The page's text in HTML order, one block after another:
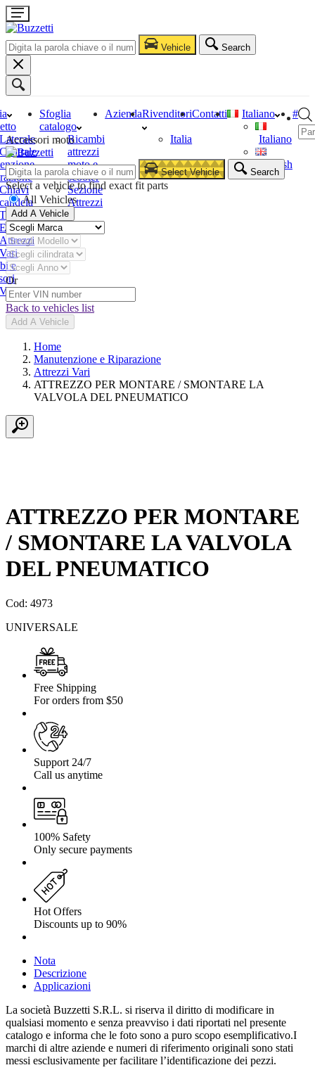
Vehicle Search
Laterale
Centrale
Chiavi
candela
Tester
Estrattori
Attrezzi
Vari
e
Vari
Sfoglia
catalogo
Ricambi
attrezzi
moto e
scooter
Sezione
Attrezzi
AziendaRivenditori
Italia
Contatti Italiano
Italiano
English
#
Accessori moto
Select Vehicle Search
Select a vehicle to find exact fit parts
All Vehicles
Add A Vehicle
Or
Back to vehicles list
Add A Vehicle
Home
Manutenzione e Riparazione
Attrezzi Vari
ATTREZZO PER MONTARE / SMONTARE LA
VALVOLA DEL PNEUMATICO
ATTREZZO PER MONTARE
/ SMONTARE LA VALVOLA
DEL PNEUMATICO
Cod: 4973
UNIVERSALE
Free Shipping
For orders from $50
Support 24/7
Call us anytime
100% Safety
Only secure payments
Hot Offers
Discounts up to 90%
Nota
Descrizione
Applicazioni
La società Buzzetti S.R.L. si riserva il diritto di modificare in
qualsiasi momento e senza preavviso i dati riportati nel presente
catalogo e informa che le foto sono a puro scopo esemplificativo.I
marchi di altre aziende e numeri di riferimento originali sono stati
messi esclusivamente per facilitare l’identificazione dei pezzi.